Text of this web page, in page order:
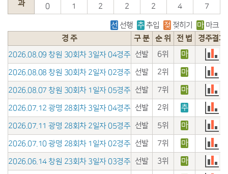
과
0
1 2 2 2 4 7
선 선행 추 추입 젖 젖히기 마 마크
경 주
구 분 순 위 전 법
경주결과
2026.08.09 창원 30회차 3일자 04경주 선발 6위 마
2026.08.08 창원 30회차 2일자 02경주 선발 2위 마
2026.08.07 창원 30회차 1일자 05경주 선발 7위 마
2026.07.12 광명 28회차 3일자 04경주 선발 2위 추
2026.07.11 광명 28회차 2일자 05경주 선발 5위 마
2026.07.10 광명 28회차 1일자 02경주 선발 7위 마
2026.06.14 창원 23회차 3일자 03경주 선발 3위 마